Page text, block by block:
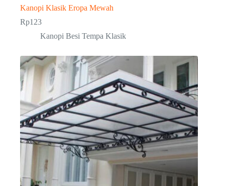
Kanopi Klasik Eropa Mewah
Rp123
Kanopi Besi Tempa Klasik